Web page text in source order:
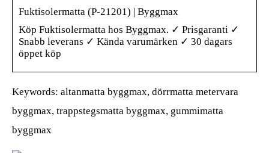
Fuktisolermatta (P-21201) | Byggmax
Köp Fuktisolermatta hos Byggmax. ✓ Prisgaranti ✓
Snabb leverans ✓ Kända varumärken ✓ 30 dagars
öppet köp
Keywords: altanmatta byggmax, dörrmatta metervara
byggmax, trappstegsmatta byggmax, gummimatta
byggmax